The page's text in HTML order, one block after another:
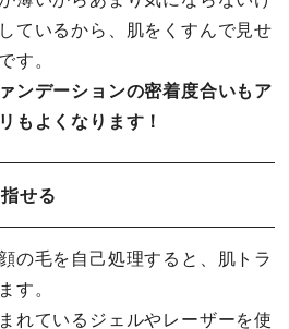
ているから、肌をくすんで見せ
す。
ンデーションの密着度合いもア
もよくなります！
せる
の毛を自己処理すると、肌トラ
す。
れているジェルやレーザーを使